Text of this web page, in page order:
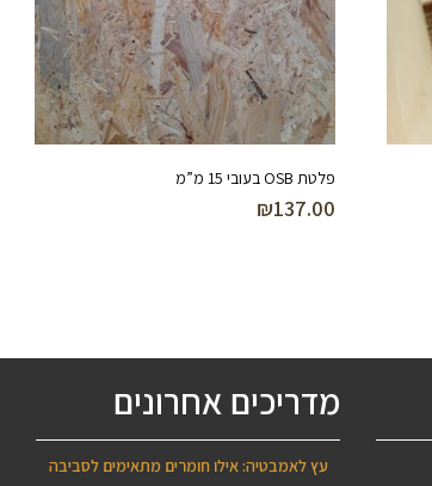
פלטת OSB בעובי 15 מ”מ
₪137.00
מדריכים אחרונים
עץ לאמבטיה: אילו חומרים מתאימים לסביבה